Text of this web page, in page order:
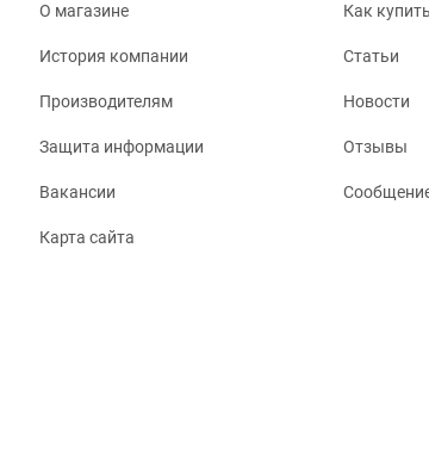
О магазине
История компании
Производителям
Защита информации
Вакансии
Карта сайта
Как купить
Статьи
Новости
Отзывы